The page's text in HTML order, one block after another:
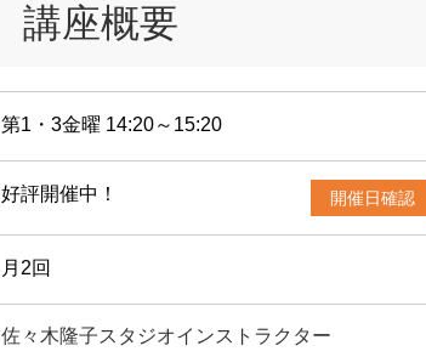
講座概要
第1・3金曜 14:20～15:20
好評開催中！ 開催日確認
月2回
佐々木隆子スタジオインストラクター